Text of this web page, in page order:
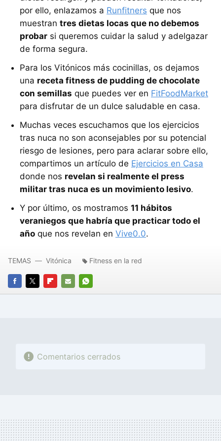
por ello, enlazamos a Runfitners que nos
muestran tres dietas locas que no debemos
probar si queremos cuidar la salud y adelgazar
de forma segura.
Para los Vitónicos más cocinillas, os dejamos
una receta fitness de pudding de chocolate
con semillas que puedes ver en FitFoodMarket
para disfrutar de un dulce saludable en casa.
Muchas veces escuchamos que los ejercicios
tras nuca no son aconsejables por su potencial
riesgo de lesiones, pero para aclarar sobre ello,
compartimos un artículo de Ejercicios en Casa
donde nos revelan si realmente el press
militar tras nuca es un movimiento lesivo.
Y por último, os mostramos 11 hábitos
veraniegos que habría que practicar todo el
año que nos revelan en Vive0.0.
FACEBOOK
TWITTERFLIPBOARD
E-
WHATSAPP
TEMAS Vitónica Fitness en la red
Comentarios cerrados